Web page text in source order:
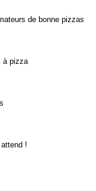
de bonne pizzas
à pizza
!